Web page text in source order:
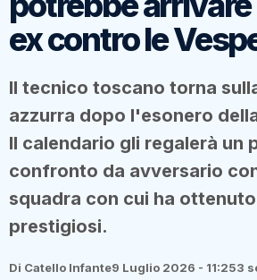
ex contro le
Il tecnico toscano torna
azzurra dopo l'esonero
Il calendario gli regalerà un
confronto da avversario
squadra con cui ha
prestigiosi.
Di Catello Infante9 Luglio 2026 - 11:253